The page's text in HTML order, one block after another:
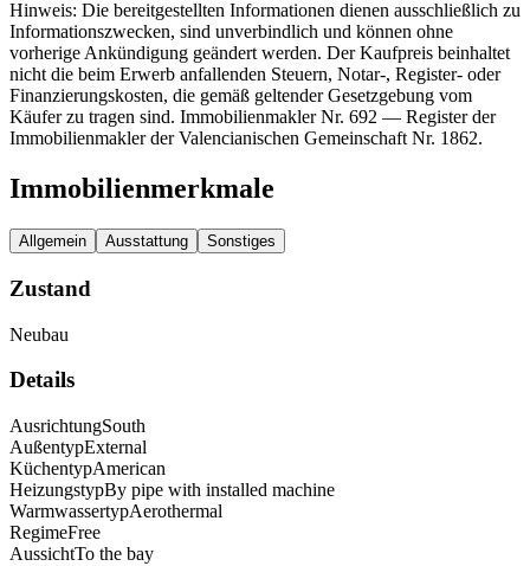
Hinweis: Die bereitgestellten Informationen dienen ausschließlich zu
Informationszwecken, sind unverbindlich und können ohne
vorherige Ankündigung geändert werden. Der Kaufpreis beinhaltet
nicht die beim Erwerb anfallenden Steuern, Notar-, Register- oder
Finanzierungskosten, die gemäß geltender Gesetzgebung vom
Käufer zu tragen sind. Immobilienmakler Nr. 692 — Register der
Immobilienmakler der Valencianischen Gemeinschaft Nr. 1862.
Immobilienmerkmale
Allgemein Ausstattung Sonstiges
Zustand
Neubau
Details
AusrichtungSouth
AußentypExternal
KüchentypAmerican
HeizungstypBy pipe with installed machine
WarmwassertypAerothermal
RegimeFree
AussichtTo the bay